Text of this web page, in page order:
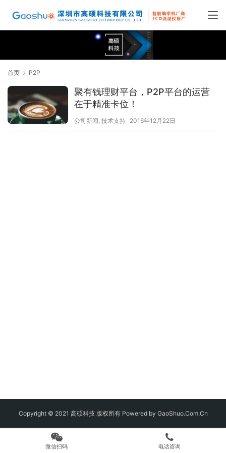
首页 P2P
聚有钱理财平台，P2P平台的运营
在于精准卡位！
公司新闻, 技术支持 2016年12月22日
Copyright © 2021 高硕科技 版权所有 Powered by GaoShuo.Com.Cn
微信扫码 电话咨询